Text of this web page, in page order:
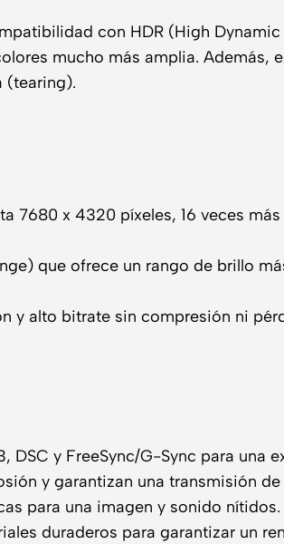
con HDR (High Dynamic
mucho más amplia. Además,
(tearing).
7680 x 4320 píxeles, 16 veces
que ofrece un rango de brillo
y alto bitrate sin compresión ni
y FreeSync/G-Sync para una
y garantizan una transmisión
para una imagen y sonido nítidos.
duraderos para garantizar un